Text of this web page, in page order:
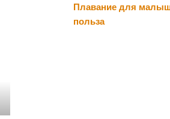
Плавание для
польза